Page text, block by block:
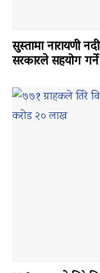
सुस्तामा नारायणी
सरकारले सहयोग गर्ने